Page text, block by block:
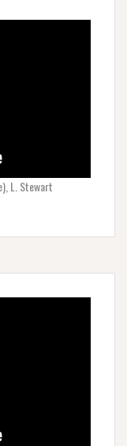
L. Stewart